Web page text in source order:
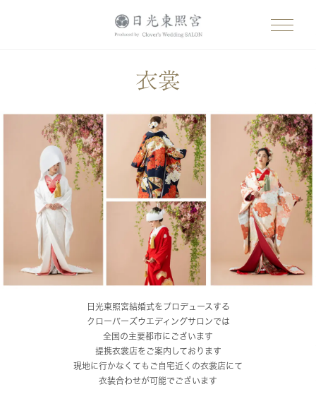
衣裳
日光東照宮結婚式をプロデュースする
クローバーズウエディングサロンでは
全国の主要都市にございます
提携衣裳店をご案内しております
現地に行かなくてもご自宅近くの衣裳店にて
衣装合わせが可能でございます